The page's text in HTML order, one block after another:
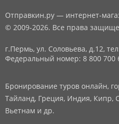
Отправкин.ру — интернет-
© 2009-2026. Все права
г.Пермь, ул. Соловьева, д.12,
Федеральный номер: 8 800 700
Бронирование туров онлайн,
Тайланд, Греция, Индия, Кипр,
Вьетнам и др.